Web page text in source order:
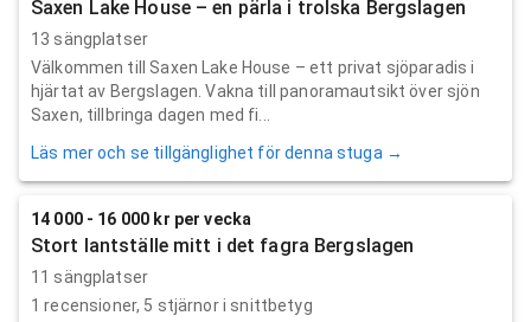
Saxen Lake House – en pärla i trolska Bergslagen
13 sängplatser
Välkommen till Saxen Lake House – ett privat sjöparadis i
hjärtat av Bergslagen. Vakna till panoramautsikt över sjön
Saxen, tillbringa dagen med fi...
Läs mer och se tillgänglighet för denna stuga →
14 000 - 16 000 kr per vecka
Stort lantställe mitt i det fagra Bergslagen
11 sängplatser
1 recensioner, 5 stjärnor i snittbetyg